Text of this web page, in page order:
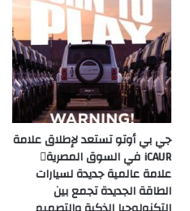
جي بي أوتو تستعد لإطلاق علامة
iCAUR في السوق المصرية
علامة عالمية جديدة لسيارات
الطاقة الجديدة تجمع بين